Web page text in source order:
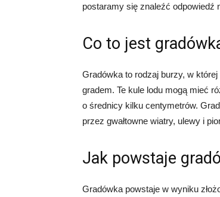
postaramy się znaleźć odpowiedź
Co to jest
Gradówka to rodzaj burzy, w
gradem. Te kule lodu mogą mieć
o średnicy kilku centymetrów.
przez gwałtowne wiatry, ulewy i
Jak powstaje
Gradówka powstaje w wyniku